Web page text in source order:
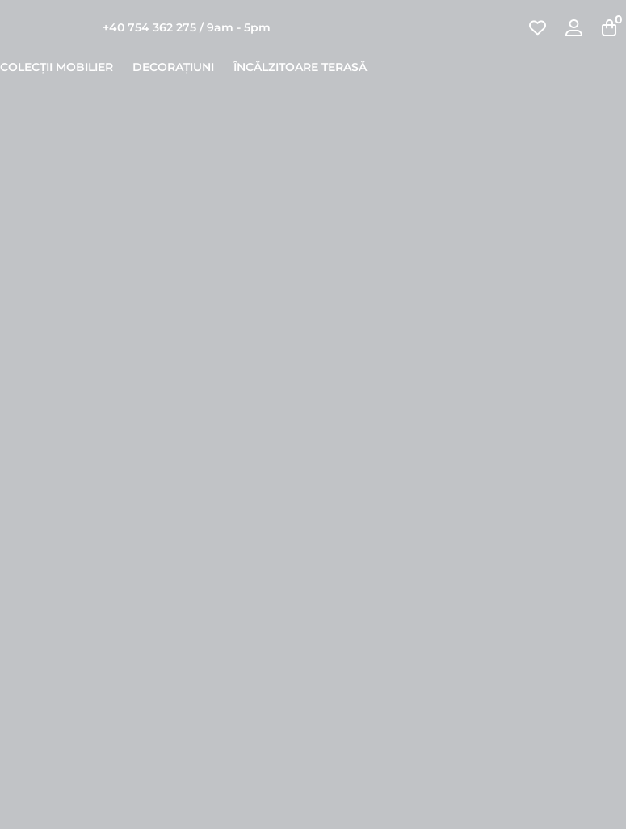
+40 754 362 275 / 9am - 5pm
0
COLECȚII MOBILIER DECORAȚIUNI ÎNCĂLZITOARE TERASĂ